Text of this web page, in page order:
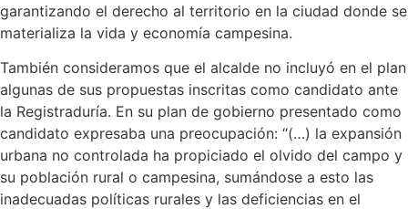
garantizando el derecho al territorio en la ciudad donde se
materializa la vida y economía campesina.
También consideramos que el alcalde no incluyó en el plan
algunas de sus propuestas inscritas como candidato ante
la Registraduría. En su plan de gobierno presentado como
candidato expresaba una preocupación: “(…) la expansión
urbana no controlada ha propiciado el olvido del campo y
su población rural o campesina, sumándose a esto las
inadecuadas políticas rurales y las deficiencias en el